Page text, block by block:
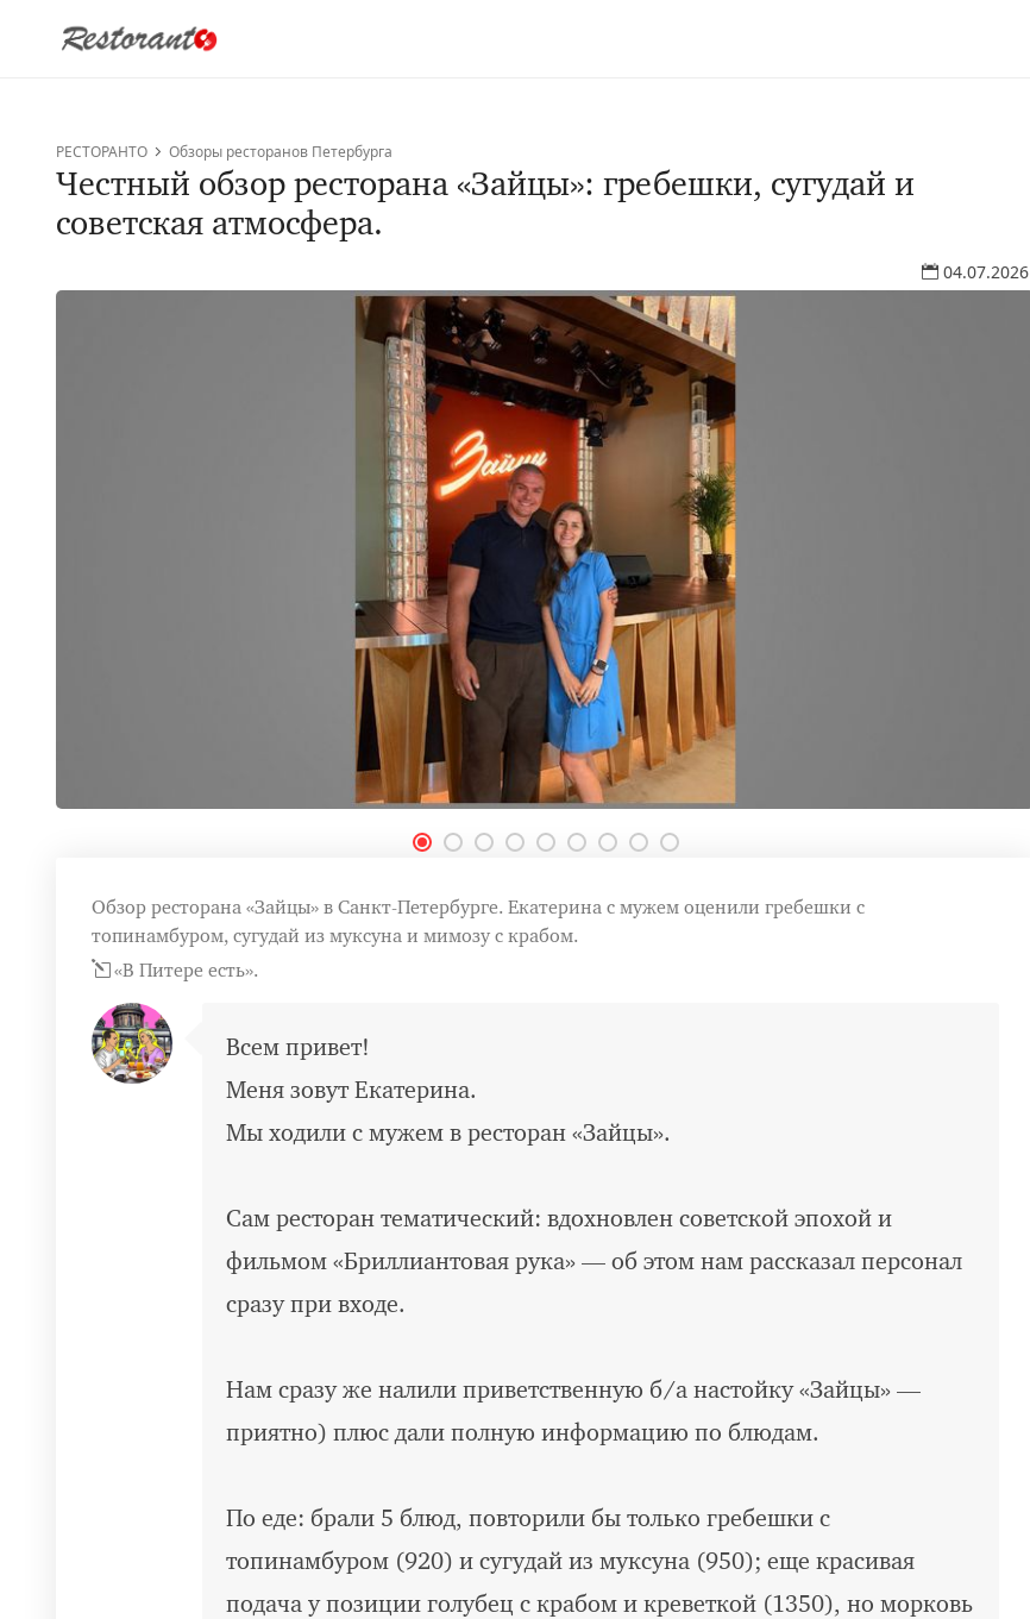
РЕСТОРАНТО Обзоры ресторанов Петербурга
Честный обзор ресторана «Зайцы»: гребешки, сугудай и
советская атмосфера.
04.07.2026
Обзор ресторана «Зайцы» в Санкт-Петербурге. Екатерина с мужем оценили гребешки с
топинамбуром, сугудай из муксуна и мимозу с крабом.
«В Питере есть».
Всем привет!
Меня зовут Екатерина.
Мы ходили с мужем в ресторан «Зайцы».
Сам ресторан тематический: вдохновлен советской эпохой и
фильмом «Бриллиантовая рука» — об этом нам рассказал персонал
сразу при входе.
Нам сразу же налили приветственную б/а настойку «Зайцы» —
приятно) плюс дали полную информацию по блюдам.
По еде: брали 5 блюд, повторили бы только гребешки с
топинамбуром (920) и сугудай из муксуна (950); еще красивая
подача у позиции голубец с крабом и креветкой (1350), но морковь